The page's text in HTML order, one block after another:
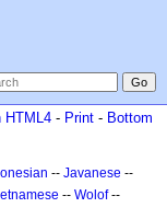
HTML4 - Print - Bottom
-- Javanese --
-- Wolof--